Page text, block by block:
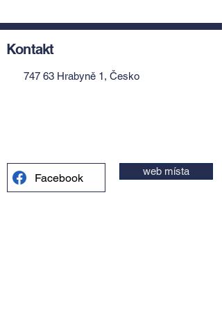
Kontakt
747 63 Hrabyně 1, Česko
Facebook web místa